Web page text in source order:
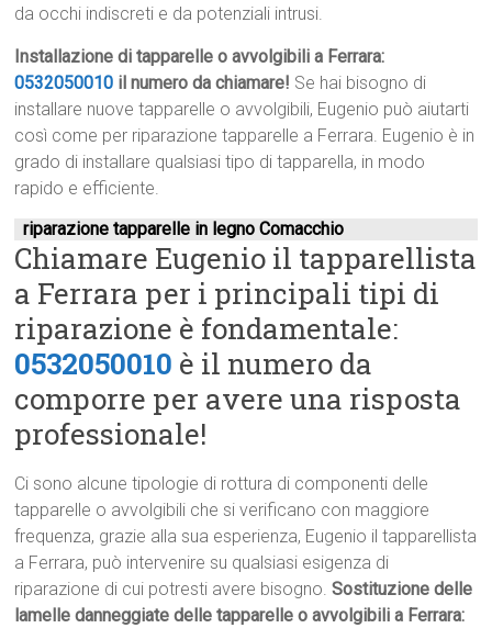
da occhi indiscreti e da potenziali intrusi.
Installazione di tapparelle o avvolgibili a Ferrara:
0532050010 il numero da chiamare! Se hai bisogno di
installare nuove tapparelle o avvolgibili, Eugenio può aiutarti
così come per riparazione tapparelle a Ferrara. Eugenio è in
grado di installare qualsiasi tipo di tapparella, in modo
rapido e efficiente.
riparazione tapparelle in legno Comacchio
Chiamare Eugenio il tapparellista
a Ferrara per i principali tipi di
riparazione è fondamentale:
0532050010 è il numero da
comporre per avere una risposta
professionale!
Ci sono alcune tipologie di rottura di componenti delle
tapparelle o avvolgibili che si verificano con maggiore
frequenza, grazie alla sua esperienza, Eugenio il tapparellista
a Ferrara, può intervenire su qualsiasi esigenza di
riparazione di cui potresti avere bisogno.Sostituzione delle
lamelle danneggiate delle tapparelle o avvolgibili a Ferrara: